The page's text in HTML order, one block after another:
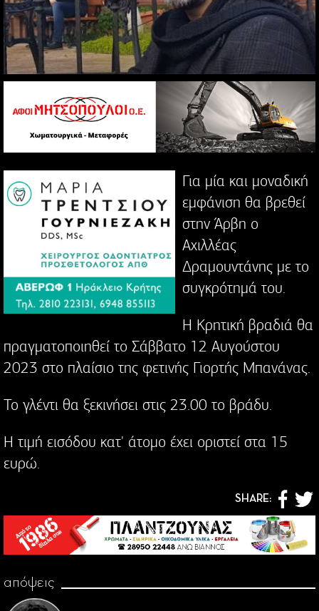
Για μία και μοναδική
εμφάνιση θα βρεθεί
στην Άρβη ο
Αχιλλέας
Δραμουντάνης με το
συγκρότημά του.
Η Κρητική βραδιά θα
πραγματοποιηθεί το Σάββατο 12 Αυγούστου
2023 στο πλαίσιο της φετινής Γιορτής Μπανάνας.
Το γλέντι θα ξεκινήσει στις 23.00 το βράδυ.
Η τιμή εισόδου κατ' άτομο έχει οριστεί στα 15
ευρώ.
SHARE:
απόψεις